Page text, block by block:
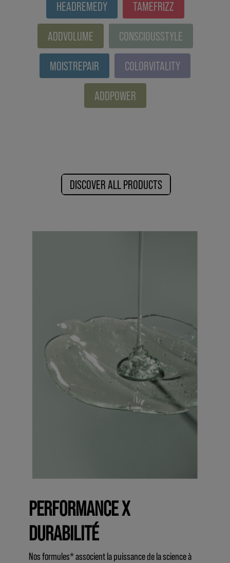
HEADREMEDY
TAMEFRIZZ
ADDVOLUME
CONSCIOUSSTYLE
MOISTREPAIR
COLORVITALITY
ADDPOWER
DISCOVER ALL PRODUCTS
PERFORMANCE X
DURABILITÉ
Nos formules* associent la puissance de la science à